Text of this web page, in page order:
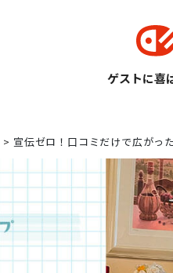
ゲストに喜
> 宣伝ゼロ！口コミだけで広がっ